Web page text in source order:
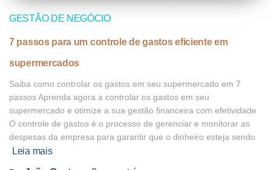
GESTÃO DE NEGÓCIO
7 passos para um controle de gastos eficiente em
supermercados
Saiba como controlar os gastos em seu supermercado em 7
passos Aprenda agora a controlar os gastos em seu
supermercado e otimize a sua gestão financeira com efetividade
O controle de gastos é o processo de gerenciar e monitorar as
despesas da empresa para garantir que o dinheiro esteja sendo
Leia mais